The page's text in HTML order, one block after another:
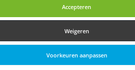
Accepteren
Weigeren
Voorkeuren aanpassen
vonkvrij
vonkvrij